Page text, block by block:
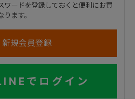
ワードを登録しておくと便利にお買
ます。
でログイン